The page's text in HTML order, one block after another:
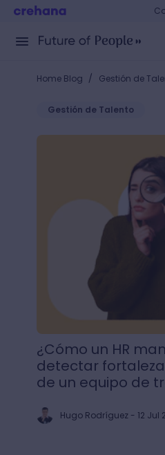
Home Blog / Gestión de
Gestión de Talento
¿Cómo un HR
¿Cómo un HR
detectar
de un equipo de
Hugo Rodríguez- 12 Jul